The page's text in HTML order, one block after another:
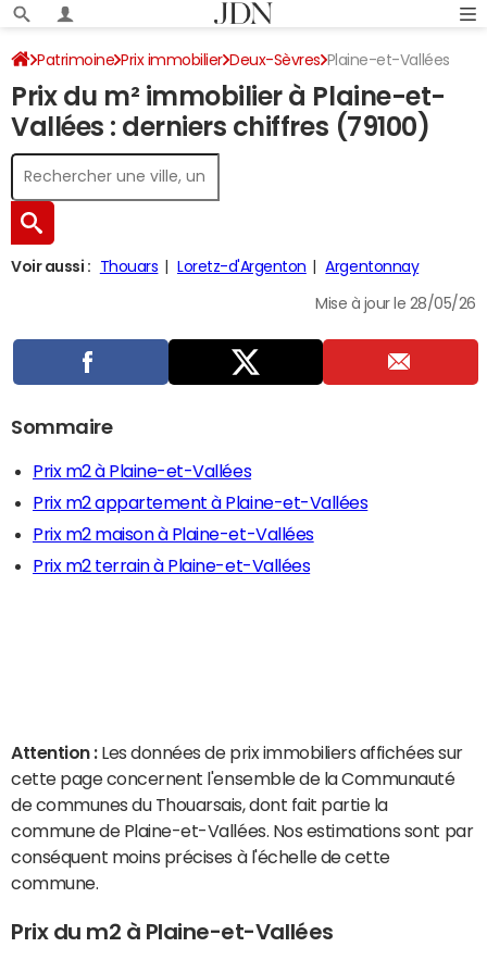
Patrimoine Prix immobilier Deux-Sèvres Plaine-et-Vallées
Prix du m² immobilier à Plaine-et-
Vallées : derniers chiffres (79100)
Voir aussi : Thouars Loretz-d'Argenton Argentonnay
Mise à jour le 28/05/26
Sommaire
Prix m2 à Plaine-et-Vallées
Prix m2 appartement à Plaine-et-Vallées
Prix m2 maison à Plaine-et-Vallées
Prix m2 terrain à Plaine-et-Vallées
Attention : Les données de prix immobiliers affichées sur
cette page concernent l'ensemble de la Communauté
de communes du Thouarsais, dont fait partie la
commune de Plaine-et-Vallées. Nos estimations sont par
conséquent moins précises à l'échelle de cette
commune.
Prix du m2 à Plaine-et-Vallées